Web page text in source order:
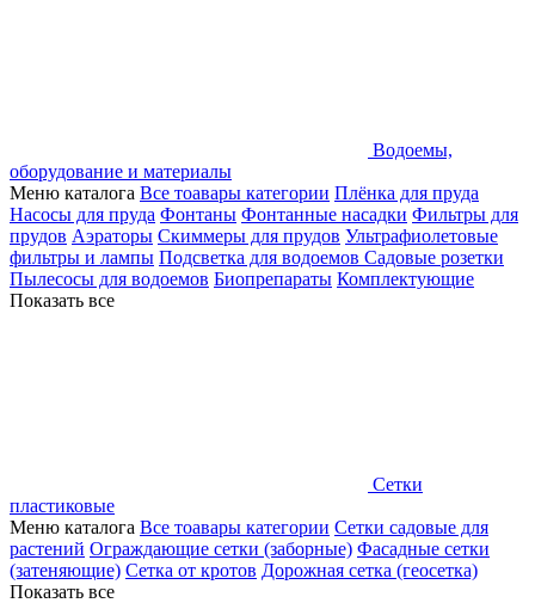
Водоемы,
оборудование и материалы
Меню каталога Все тоавары категории Плёнка для пруда
Насосы для пруда Фонтаны Фонтанные насадки Фильтры для
прудов Аэраторы Скиммеры для прудов Ультрафиолетовые
фильтры и лампы Подсветка для водоемов Садовые розетки
Пылесосы для водоемов Биопрепараты Комплектующие
Показать все
Сетки
пластиковые
Меню каталога Все тоавары категории Сетки садовые для
растений Ограждающие сетки (заборные) Фасадные сетки
(затеняющие) Сетка от кротов Дорожная сетка (геосетка)
Показать все